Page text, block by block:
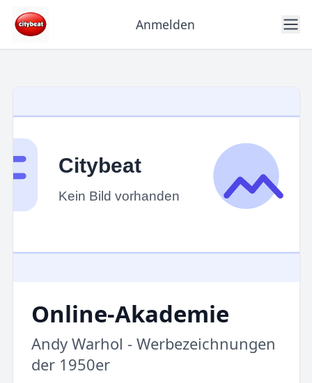
Anmelden
Online-Akademie
Andy Warhol - Werbezeichnungen
der 1950er